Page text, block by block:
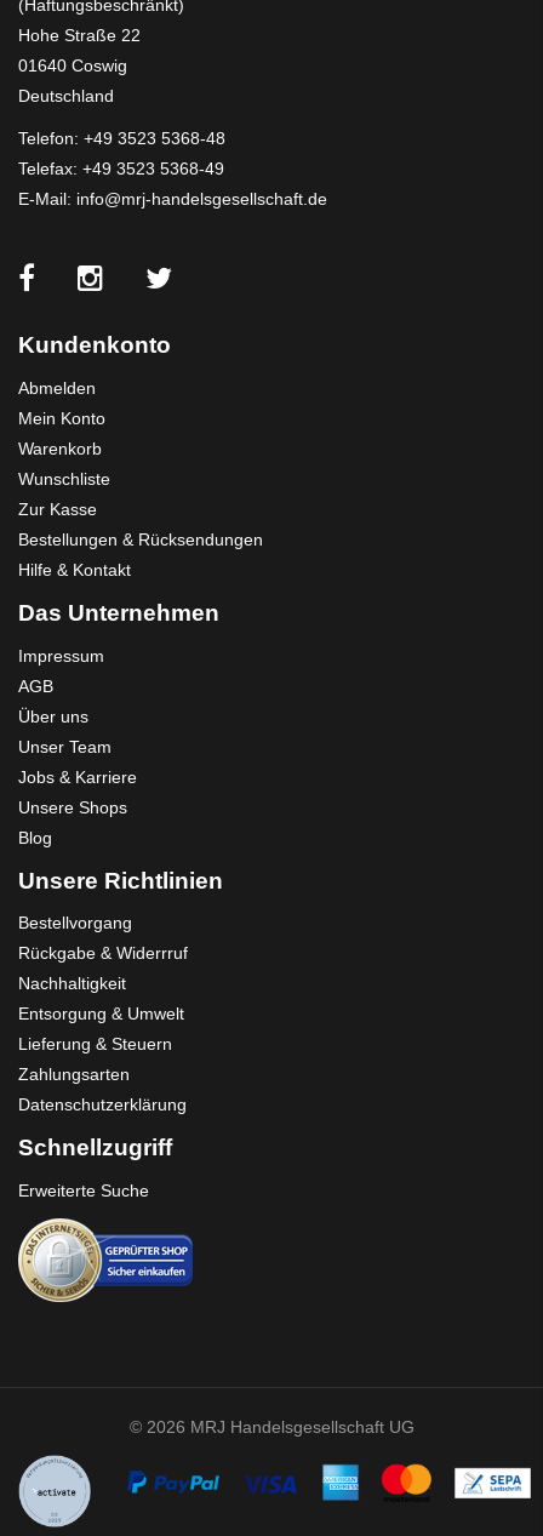
(Haftungsbeschränkt)
Hohe Straße 22
01640 Coswig
Deutschland
Telefon: +49 3523 5368-48
Telefax: +49 3523 5368-49
E-Mail: info@mrj-handelsgesellschaft.de
Kundenkonto
Abmelden
Mein Konto
Warenkorb
Wunschliste
Zur Kasse
Bestellungen & Rücksendungen
Hilfe & Kontakt
Das Unternehmen
Impressum
AGB
Über uns
Unser Team
Jobs & Karriere
Unsere Shops
Blog
Unsere Richtlinien
Bestellvorgang
Rückgabe & Widerrruf
Nachhaltigkeit
Entsorgung & Umwelt
Lieferung & Steuern
Zahlungsarten
Datenschutzerklärung
Schnellzugriff
Erweiterte Suche
© 2026 MRJ Handelsgesellschaft UG